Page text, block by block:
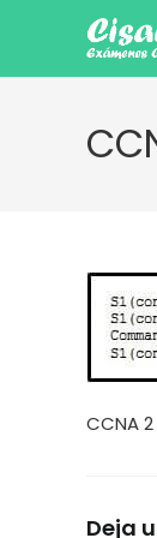
contenido
CCNA
Deja